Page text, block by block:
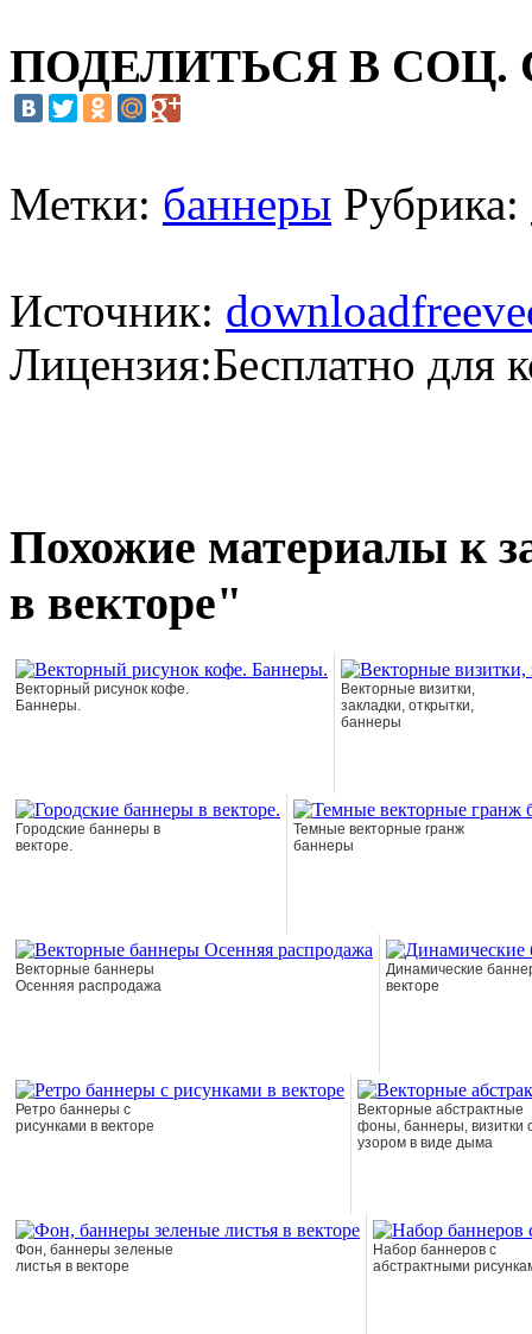
ПОДЕЛИТЬСЯ В СОЦ.
Метки: баннеры Рубрика:
Источник:
Лицензия:Бесплатно для
Похожие материалы к
в векторе"
Векторный рисунок кофе.
Баннеры.
Векторные визитки,
закладки, открытки,
баннеры
Городские баннеры в
векторе.
Темные векторные гранж
баннеры
Векторные баннеры
Осенняя распродажа
Динамические
векторе
Ретро баннеры с
рисунками в векторе
Векторные абстрактные
фоны, баннеры, визитки
узором в виде дыма
Фон, баннеры зеленые
листья в векторе
Набор баннеров с
абстрактными